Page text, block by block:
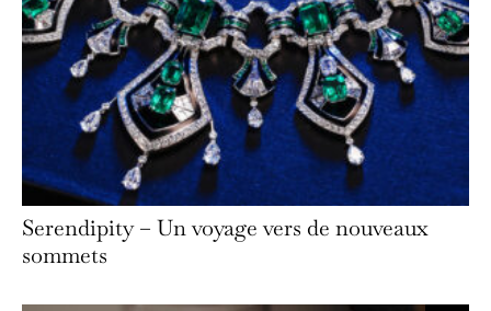
Serendipity – Un voyage vers de nouveaux
sommets